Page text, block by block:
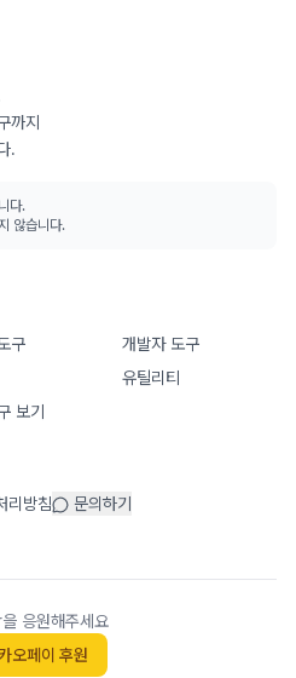
까지
.
다.
않습니다.
구
개발자 도구
유틸리티
보기
리방침
문의하기
응원해주세요
오페이 후원